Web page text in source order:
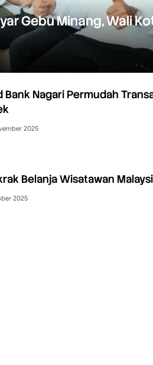
Gebu Minang, Wali
Bank Nagari Permudah
2025
Belanja Wisatawan
2025